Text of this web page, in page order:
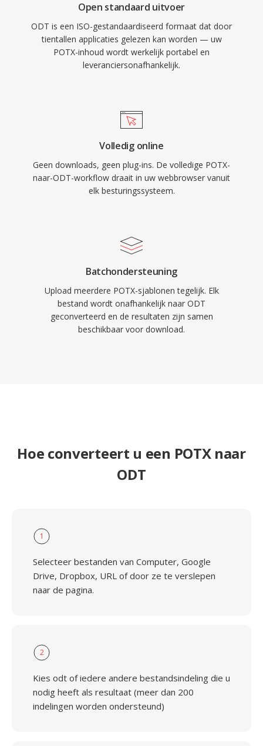
Open standaard uitvoer
ODT is een ISO-gestandaardiseerd formaat dat door
tientallen applicaties gelezen kan worden — uw
POTX-inhoud wordt werkelijk portabel en
leveranciersonafhankelijk.
Volledig online
Geen downloads, geen plug-ins. De volledige POTX-
naar-ODT-workflow draait in uw webbrowser vanuit
elk besturingssysteem.
Batchondersteuning
Upload meerdere POTX-sjablonen tegelijk. Elk
bestand wordt onafhankelijk naar ODT
geconverteerd en de resultaten zijn samen
beschikbaar voor download.
Hoe converteert u een POTX naar
ODT
1
Selecteer bestanden van Computer, Google
Drive, Dropbox, URL of door ze te verslepen
naar de pagina.
2
Kies odt of iedere andere bestandsindeling die u
nodig heeft als resultaat (meer dan 200
indelingen worden ondersteund)